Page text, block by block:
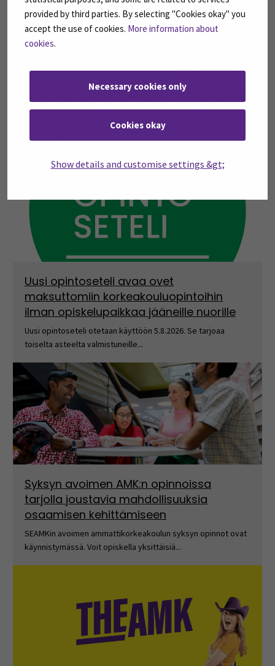
provided by third parties. By selecting "Cookies okay" you
accept the use of cookies. More information about
cookies.
Necessary cookies only
Cookies okay
Show details and customise settings &gt;
Avoimen iltamat 19.8.2026: Pelkkä lepo ei
riitä – näin johdat omaa hyvinvointiasi
Urheilu- ja hyvinvointivaikuttaja Kalle Lassila tuo tänä vuonna
Avoimen iltamiin...
Uusi opintoseteli avaa ovet
maksuttomiin korkeakouluopintoihin
ilman opiskelupaikkaa jääneille nuorille
Uusi opintoseteli otetaan käyttöön 5.8.2026. Se tarjoaa
toiselta asteelta valmistuneille...
Syksyn avoimen AMK:n opinnoissa
tarjolla joustavia mahdollisuuksia
osaamisen kehittämiseen
SEAMKin avoimen ammattikorkeakoulun syksyn opinnot ovat
käynnistymässä. Voit opiskella yksittäisiä...